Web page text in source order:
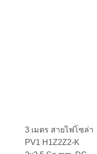
3 เมตร สายไฟโซล่า
PV1 H1Z2Z2-K